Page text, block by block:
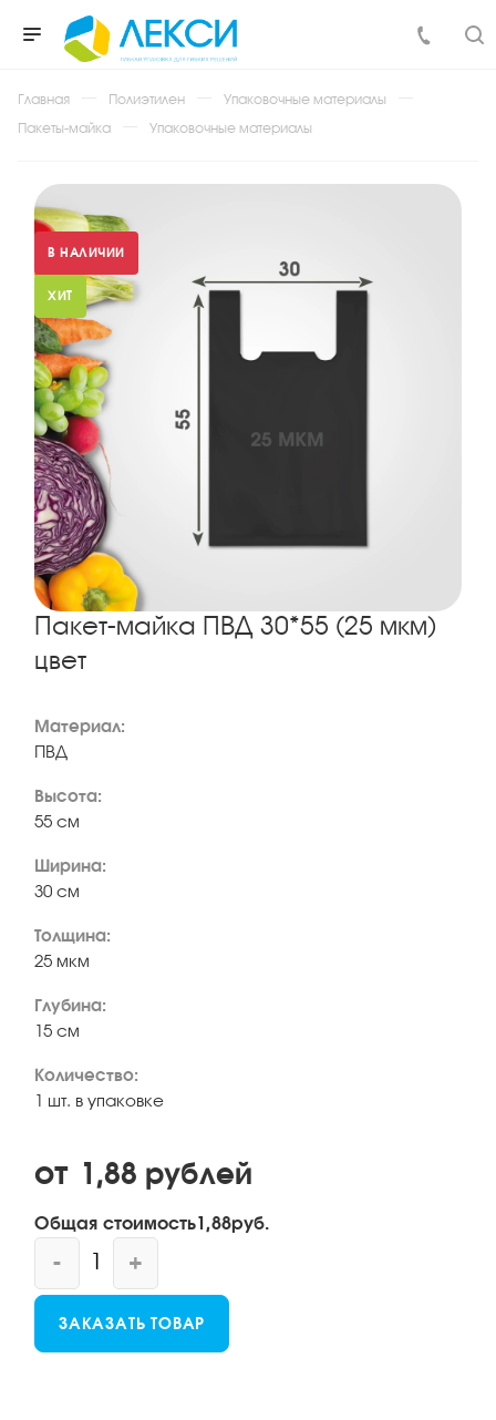
Главная Полиэтилен Упаковочные материалы
Пакеты-майка Упаковочные материалы
В НАЛИЧИИ
ХИТ
Пакет-майка ПВД 30*55 (25 мкм)
цвет
Материал:
ПВД
Высота:
55 см
Ширина:
30 см
Толщина:
25 мкм
Глубина:
15 см
Количество:
1 шт. в упаковке
от 1,88 рублей
Общая стоимость1,88руб.
- +
ЗАКАЗАТЬ ТОВАР